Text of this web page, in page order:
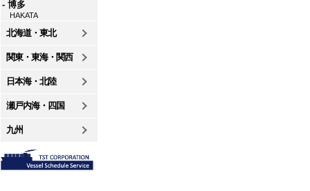
- 博多
HAKATA
北海道・東北
関東・東海・関西
日本海・北陸
瀬戸内海・四国
九州